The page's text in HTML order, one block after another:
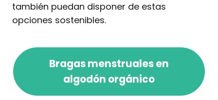
también puedan disponer de estas
opciones sostenibles.
Bragas menstruales en
algodón orgánico